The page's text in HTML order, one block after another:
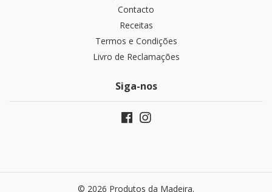
Contacto
Receitas
Termos e Condições
Livro de Reclamações
Siga-nos
© 2026 Produtos da Madeira.